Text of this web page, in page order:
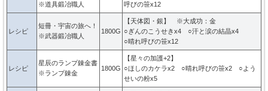
※道具鍛冶職人
呼びの笹x12
レシピ
短冊・宇宙の旅へ！
※武器鍛冶職人
1800G
【天体図・銀】 ※大成功：金
○ぎんのこうせきx4 ○汗と涙の結晶x4
○晴れ呼びの笹x12
レシピ
星辰のランプ錬金書
※ランプ錬金
1800G
【星々の加護+2】
○ほしのカケラx2 ○晴れ呼びの笹x2 ○よう
せいの粉x5